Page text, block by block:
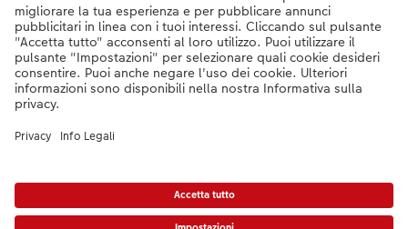
Se hai domande sui prodotti o sull'ordine, non esitare a contattarci dal
lunedì alla domenica dalle 9:00 alle 20:00 (esclusi i giorni festivi) al
numero di telefono044 499 10 35 dal lunedì alla domenica, dalle 9:00 alle
20:00 (festività escluse)
DE|FR|IT
dalistino prezzi.Il prodotto mostrato potrebbe avere un prezzo più alto.